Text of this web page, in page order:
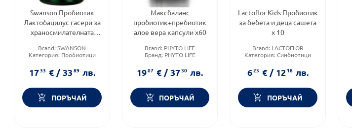
Swanson Пробиотик
Лактобацилус гасери за
храносмилателната
Brand:SWANSON
Категория: Пробиотици
1733 € / 3389 лв.
ПОРЪЧАЙ
Максбаланс
пробиотик+пребиотик
алое вера капсули х60
Brand: PHYTO LIFE
Бранд: PHYTO LIFE
1907 € / 3730 лв.
ПОРЪЧАЙ
Lactoflor Kids Пробиотик
за бебета и деца сашета
х 10
Brand: LACTOFLOR
Категория:Синбиотици
623 € / 1218 лв.
ПОРЪЧАЙ